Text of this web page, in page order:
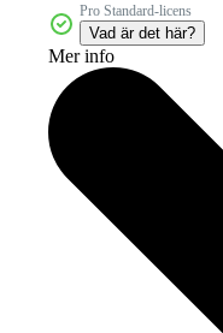
Pro Standard-licens
Vad är det här?
Mer info